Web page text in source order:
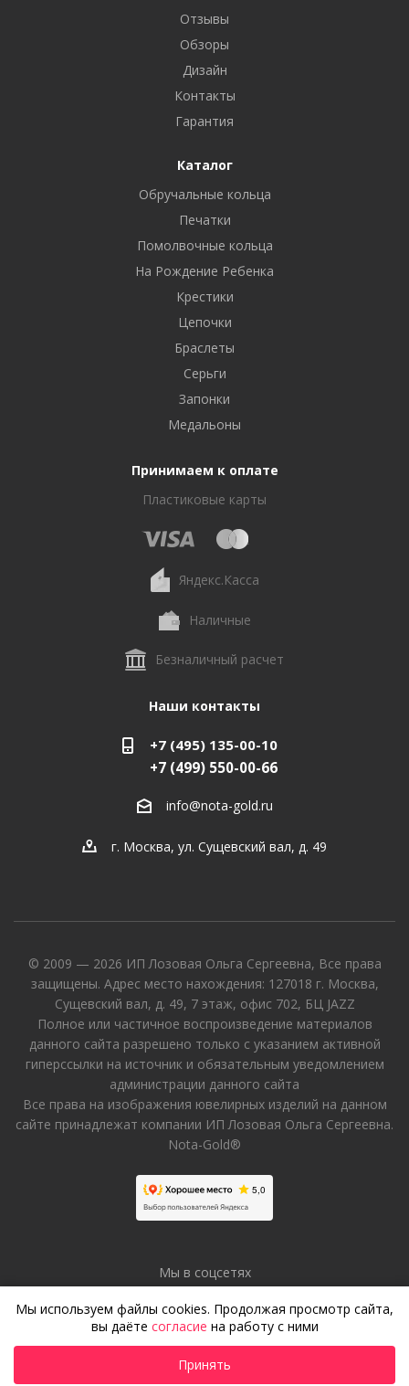
Отзывы
Обзоры
Дизайн
Контакты
Гарантия
Каталог
Обручальные кольца
Печатки
Помолвочные кольца
На Рождение Ребенка
Крестики
Цепочки
Браслеты
Серьги
Запонки
Медальоны
Принимаем к оплате
Пластиковые карты
Яндекс.Касса
Наличные
Безналичный расчет
Наши контакты
+7 (495) 135-00-10
+7 (499) 550-00-66
info@nota-gold.ru
г. Москва, ул. Сущевский вал, д. 49
© 2009 — 2026 ИП Лозовая Ольга Сергеевна, Все права
защищены. Адрес место нахождения: 127018 г. Москва,
Сущевский вал, д. 49, 7 этаж, офис 702, БЦ JAZZ
Полное или частичное воспроизведение материалов
данного сайта разрешено только с указанием активной
гиперссылки на источник и обязательным уведомлением
администрации данного сайта
Все права на изображения ювелирных изделий на данном
сайте принадлежат компании ИП Лозовая Ольга Сергеевна.
Nota-Gold®
Мы в соцсетях
Мы используем файлы cookies. Продолжая просмотр сайта,
вы даёте согласие на работу с ними
Принять